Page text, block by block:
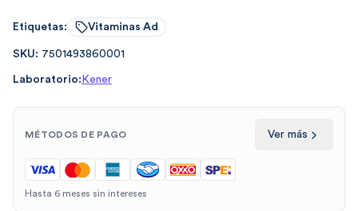
Etiquetas: Vitaminas Ad
SKU: 7501493860001
Laboratorio: Kener
MÉTODOS DE PAGO Ver más
Hasta 6 meses sin intereses